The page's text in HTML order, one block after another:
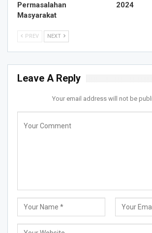
Permasalahan
Masyarakat
2024
PREV NEXT
Leave A Reply
Your email address will not be